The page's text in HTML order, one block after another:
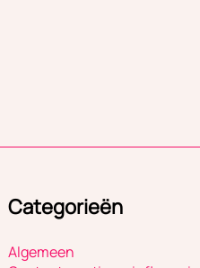
Categorieën
Algemeen